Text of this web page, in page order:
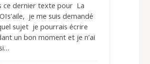
ce dernier texte pour La
je me suis demandé
sujet je pourrais écrire
un bon moment et je n’ai